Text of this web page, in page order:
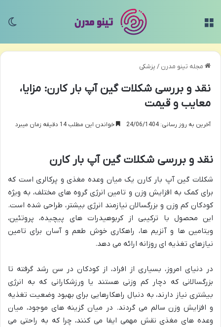
مجله تینو مدرن / پزشکی
نقد و بررسی شکلات گین آپ بار کارن: مزایا،
معایب و قیمت
آخرین به روز رسانی: 24/06/1404 خواندن این مطلب 14 دقیقه زمان میبرد
نقد و بررسی شکلات گین آپ بار کارن
شکلات گین آپ بار کارن یک میان وعده مغذی و پرکالری است که
برای کمک به افزایش وزن و تامین انرژی گروه های مختلف، به ویژه
کودکان کم وزن و بزرگسالان نیازمند انرژی بیشتر، طراحی شده است.
این محصول با ترکیبی از کربوهیدرات های پیچیده، پروتئین،
ویتامین ها و آنزیم ها، راهکاری خوش طعم و آسان برای تامین
نیازهای تغذیه ای روزانه ارائه می دهد.
در دنیای امروز، بسیاری از افراد، از کودکان در سن رشد گرفته تا
بزرگسالانی که دچار کم وزنی هستند یا ورزشکارانی که به انرژی
بیشتری نیاز دارند، به دنبال راهکارهایی برای بهبود وضعیت تغذیه
و افزایش وزن سالم می گردند. در میان گزینه های موجود، میان
وعده های مغذی نقش مهمی ایفا می کنند، چرا که به راحتی می